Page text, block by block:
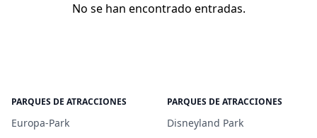
No se han encontrado entradas.
PARQUES DE ATRACCIONES
Europa-Park
PARQUES DE ATRACCIONES
Disneyland Park